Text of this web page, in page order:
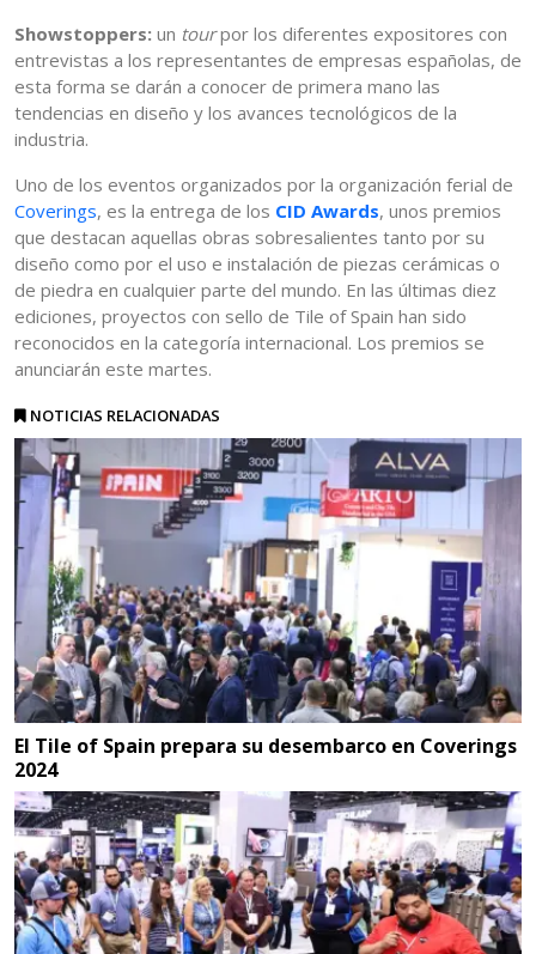
Showstoppers: un tourpor los diferentes expositores con
entrevistas a los representantes de empresas españolas, de
esta forma se darán a conocer de primera mano las
tendencias en diseño y los avances tecnológicos de la
industria.
Uno de los eventos organizados por la organización ferial de
Coverings, es la entrega de los CID Awards, unos premios
que destacan aquellas obras sobresalientes tanto por su
diseño como por el uso e instalación de piezas cerámicas o
de piedra en cualquier parte del mundo. En las últimas diez
ediciones, proyectos con sello de Tile of Spain han sido
reconocidos en la categoría internacional. Los premios se
anunciarán este martes.
NOTICIAS RELACIONADAS
El Tile of Spain prepara su desembarco en Coverings
2024